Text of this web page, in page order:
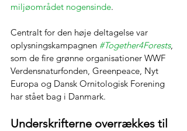
miljøområdet nogensinde.
Centralt for den høje deltagelse var
oplysningskampagnen #Together4Forests,
som de fire grønne organisationer WWF
Verdensnaturfonden, Greenpeace, Nyt
Europa og Dansk Ornitologisk Forening
har stået bag i Danmark.
Underskrifterne overrækkes til